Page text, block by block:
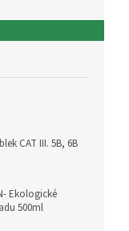
CAT III. 5B, 6B
Ekologické
500ml